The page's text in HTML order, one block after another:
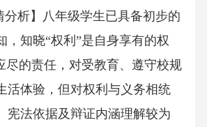
分析】八年级学生已具备初步的
，知晓“权利”是自身享有的权
尽的责任，对受教育、遵守校规
活体验，但对权利与义务相统
宪法依据及辩证内涵理解较为